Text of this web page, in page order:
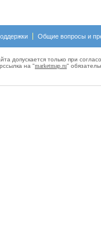
Общие вопросы и
допускается только при
на "marketmap.ru"